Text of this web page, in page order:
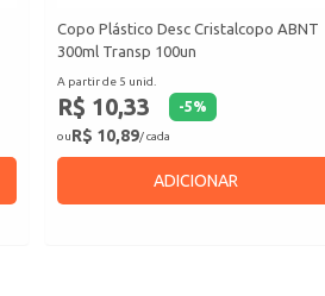
Copo Plástico Desc Cristalcopo ABNT
300ml Transp 100un
A partir de 5 unid.
R$ 10,33 -5%
ouR$ 10,89/ cada
ADICIONAR